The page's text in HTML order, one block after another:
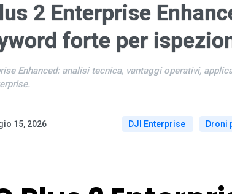
2 Enterprise
forte per
Enhanced: analisi tecnica, vantaggi operativi,
15, 2026 DJI Enterprise Droni